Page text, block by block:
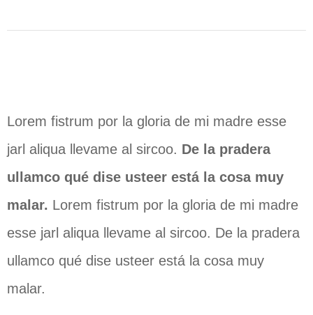
Lorem fistrum por la gloria de mi madre esse
jarl aliqua llevame al sircoo. De la pradera
ullamco qué dise usteer está la cosa muy
malar. Lorem fistrum por la gloria de mi madre
esse jarl aliqua llevame al sircoo. De la pradera
ullamco qué dise usteer está la cosa muy
malar.